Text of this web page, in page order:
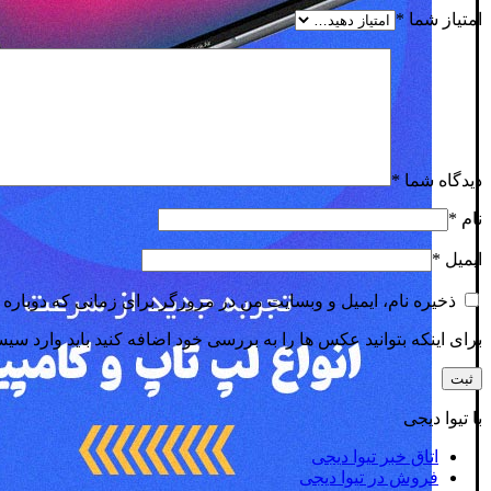
امتیاز شما *
دیدگاه شما *
نام *
ایمیل *
ذخیره نام، ایمیل و وبسایت من در مرورگر برای زمانی که
برای اینکه بتوانید عکس ها را به بررسی خود اضافه کنید باید وارد
با تیوا دیجی
اتاق خبر تیوا دیجی
فروش در تیوا دیجی